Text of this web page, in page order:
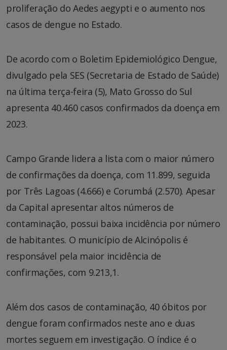
proliferação do Aedes aegypti e o aumento nos
casos de dengue no Estado.
De acordo com o Boletim Epidemiológico Dengue,
divulgado pela SES (Secretaria de Estado de Saúde)
na última terça-feira (5), Mato Grosso do Sul
apresenta 40.460 casos confirmados da doença em
2023.
Campo Grande lidera a lista com o maior número
de confirmações da doença, com 11.899, seguida
por Três Lagoas (4.666) e Corumbá (2.570). Apesar
da Capital apresentar altos números de
contaminação, possui baixa incidência por número
de habitantes. O município de Alcinópolis é
responsável pela maior incidência de
confirmações, com 9.213,1.
Além dos casos de contaminação, 40 óbitos por
dengue foram confirmados neste ano e duas
mortes seguem em investigação. O índice é o